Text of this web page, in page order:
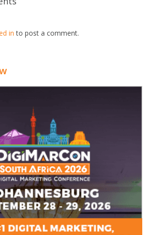
in to post a comment.